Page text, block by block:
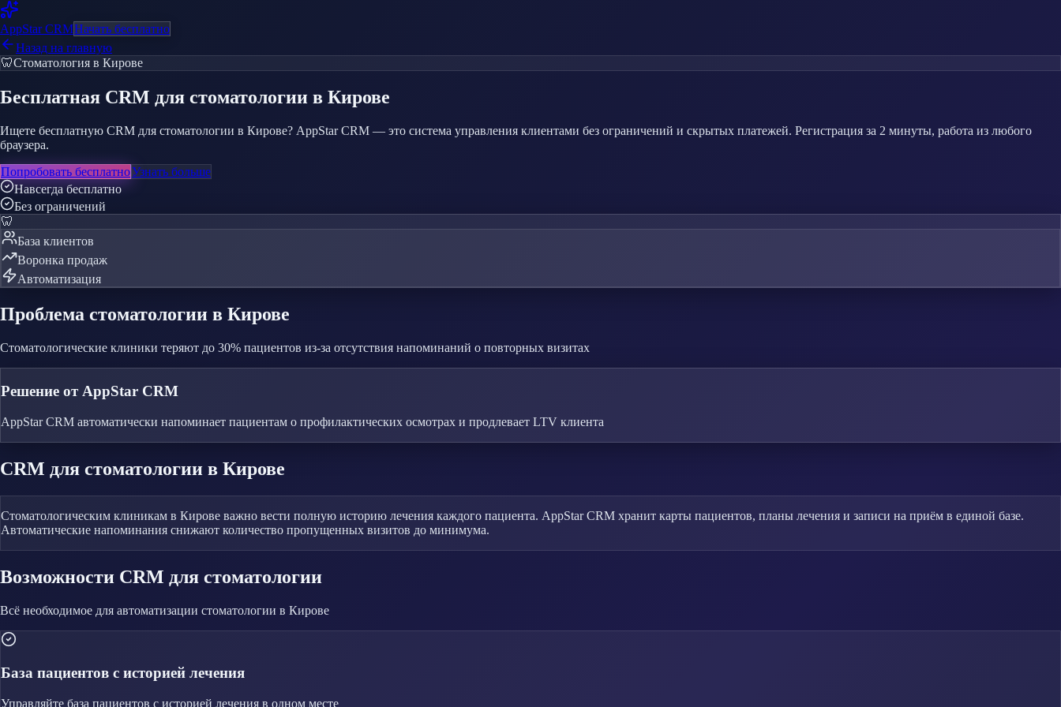
AppStarCRMНачать бесплатно
Назад на главную
🦷Стоматология в Кирове
Бесплатная CRM для стоматологии в Кирове
Ищете бесплатную CRM для стоматологии в Кирове? AppStar CRM — это система управления клиентами без ограничений и скрытых платежей. Регистрация за 2 минуты, работа из любого
браузера.
Попробовать бесплатноУзнать больше
Навсегда бесплатно
Без ограничений
🦷
База клиентов
Воронка продаж
Автоматизация
Проблема стоматологии в Кирове
Стоматологические клиники теряют до 30% пациентов из-за отсутствия напоминаний о повторных визитах
Решение от AppStar CRM
AppStar CRM автоматически напоминает пациентам о профилактических осмотрах и продлевает LTV клиента
CRM для стоматологии в Кирове
Стоматологическим клиникам в Кирове важно вести полную историю лечения каждого пациента. AppStar CRM хранит карты пациентов, планы лечения и записи на приём в единой базе.
Автоматические напоминания снижают количество пропущенных визитов до минимума.
Возможности CRM для стоматологии
Всё необходимое для автоматизации стоматологии в Кирове
База пациентов с историей лечения
Управляйте база пациентов с историей лечения в одном месте